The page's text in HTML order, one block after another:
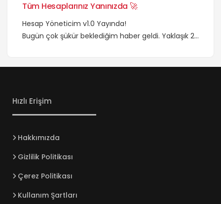
Tüm Hesaplarınız Yanınızda 🚀
Hesap Yöneticim v1.0 Yayında!
Bugün çok şükür beklediğim haber geldi. Yaklaşık 25
hakkında bilgi vereyim.
Hızlı Erişim
Hakkımızda
Gizlilik Politikası
Çerez Politikası
Kullanım Şartları